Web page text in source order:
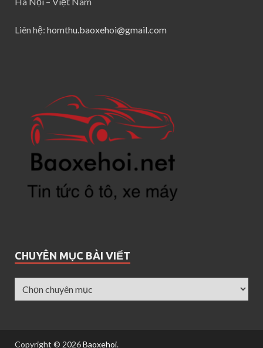
Liên hệ: homthu.baoxehoi@gmail.com
CHUYÊN MỤC BÀI VIẾT
Copyright © 2026Baoxehoi.